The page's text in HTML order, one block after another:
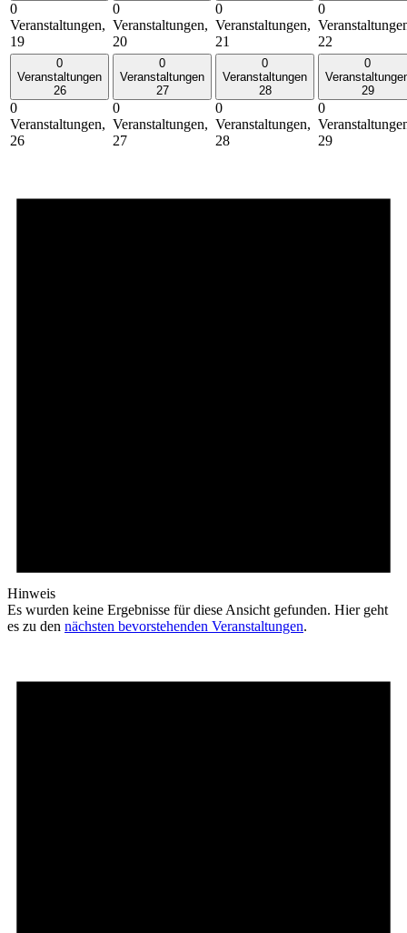
0
Veranstaltungen,
19
0
Veranstaltungen,
20
0
Veranstaltungen,
21
0
22
0
Veranstaltungen
26
0
Veranstaltungen,
26
0
Veranstaltungen
27
0
Veranstaltungen,
27
0
Veranstaltungen
28
0
Veranstaltungen,
28
0
29
0
29
Hinweis
Es wurden keine Ergebnisse für diese Ansicht gefunden. Hier geht
es zu den nächsten bevorstehenden Veranstaltungen.